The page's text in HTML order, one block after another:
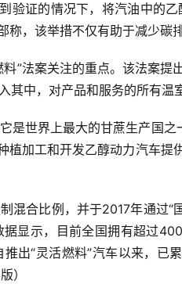
验证的情况下，将汽油中的
，该举措不仅有助于减少碳
”法案关注的重点。该法案提
中，对产品和服务的所有温
是世界上最大的甘蔗生产国
植加工和开发乙醇动力汽车
混合比例，并于2017年通过“
显示，目前全国拥有超过
出“灵活燃料”汽车以来，已
）